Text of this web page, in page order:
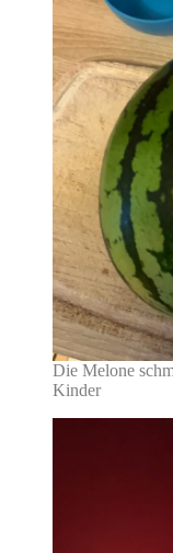
Die Melone
Kinder